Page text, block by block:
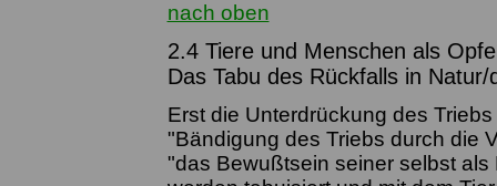
nach oben
2.4 Tiere und Menschen als
Das Tabu des Rückfalls in Natur/
Erst die Unterdrückung des
"Bändigung des Triebs durch die
"das Bewußtsein seiner selbst